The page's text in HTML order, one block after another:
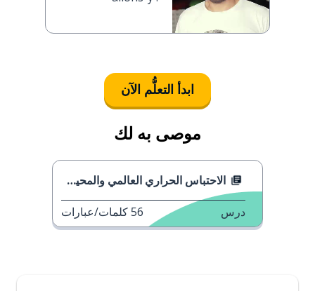
ابدأ التعلُّم الآن
موصى به لك
الاحتباس الحراري العالمي والمحيطات
درس 56كلمات/عبارات